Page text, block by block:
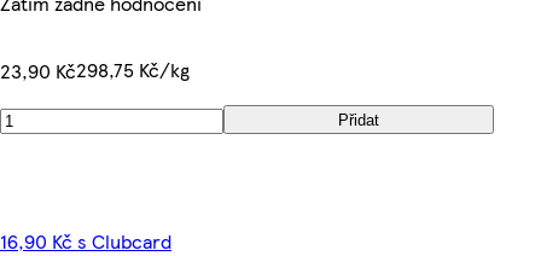
23,90 Kč298,75 Kč/kg
Přidat
16,90 Kč s Clubcard